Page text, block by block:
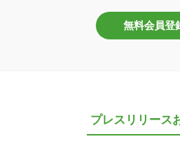
無料会員登
プレスリリース